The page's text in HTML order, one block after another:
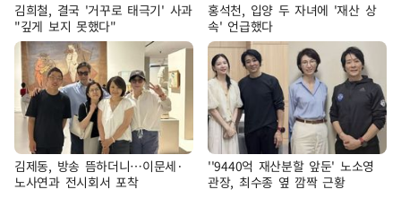
김희철, 결국 '거꾸로 태극기' 사과
"깊게 보지 못했다"
홍석천, 입양 두 자녀에 '재산 상
속' 언급했다
김제동, 방송 뜸하더니…이문세·
노사연과 전시회서 포착
''9440억 재산분할 앞둔' 노소영
관장, 최수종 옆 깜짝 근황